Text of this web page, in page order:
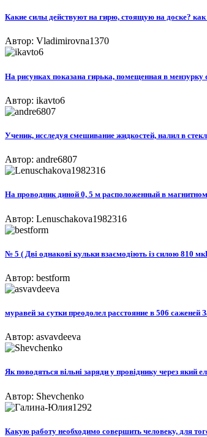
Какие силы действуют на гирю, стоящую на доске?
Автор: Vladimirovna1370
На рисунках показана гирька, помещенная в мензурку
Автор: ikavto6
Ученик, исследуя смешивание жидкостей, налил в
Автор: andre6807
На проводник диной 0, 5 м расположенный в магнитном
Автор: Lenuschakova1982316
№ 5 ( Дві однакові кульки взаємодіють із силою 810
Автор: bestform
муравей за сутки преодолел расстояние в 506
Автор: asvavdeeva
Як поводяться вільні заряди у провіднику через
Автор: Shevchenko
Какую работу необходимо совершить человеку, для